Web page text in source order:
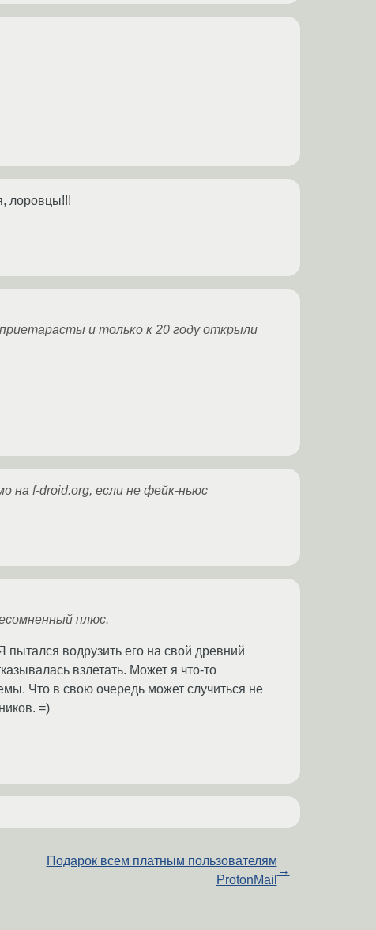
лоровцы!!!
и только к 20 году открыли
на f-droid.org, если не фейк-ньюс
плюс.
водрузить его на свой древний
взлетать. Может я что-то
Что в свою очередь может случиться не
=)
Подарок всем платным пользователям
ProtonMail
→